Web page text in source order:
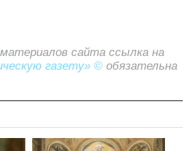
сайта ссылка на
газету» © обязательна